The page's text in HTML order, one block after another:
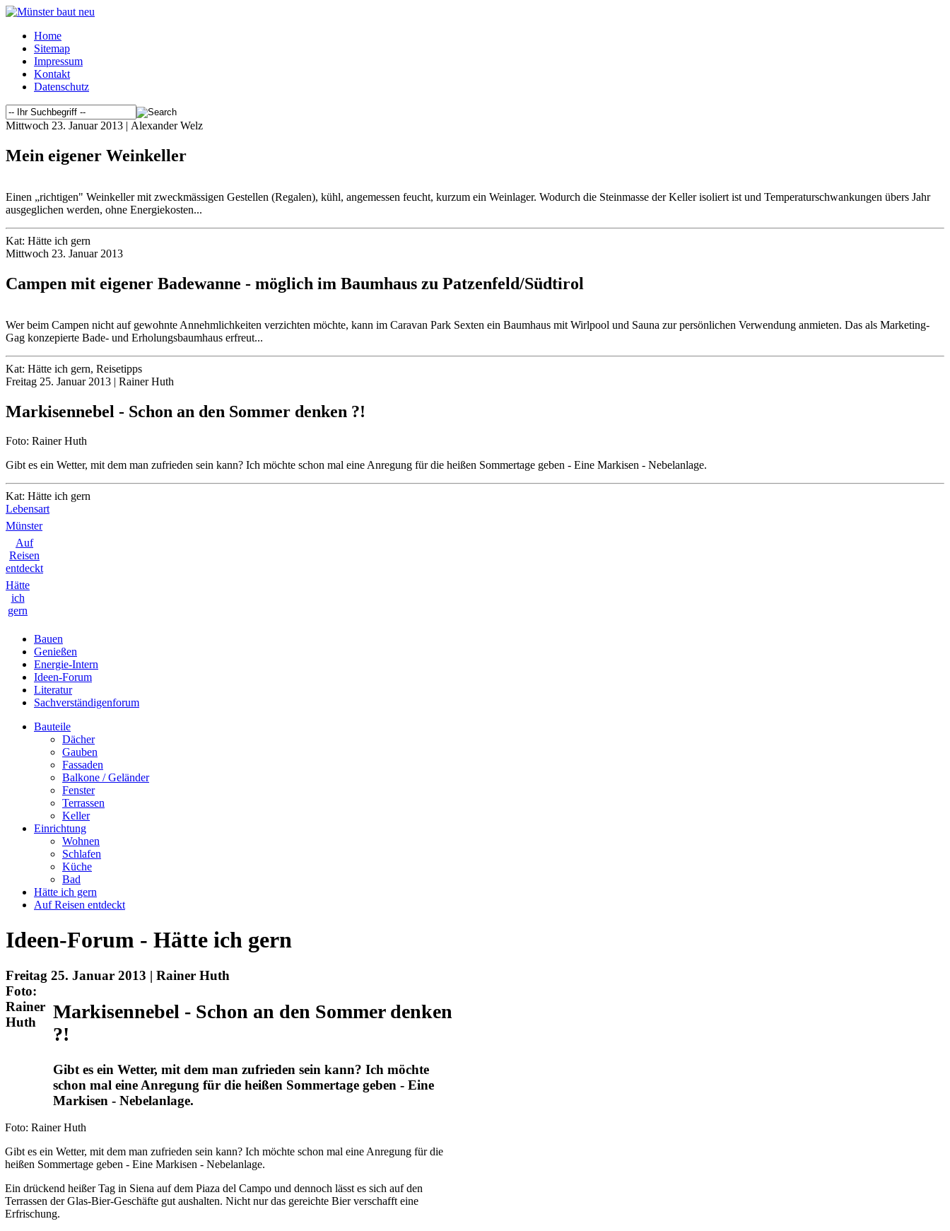
Home
Sitemap
Impressum
Kontakt
Datenschutz
Mittwoch 23. Januar 2013 | Alexander Welz
Mein eigener Weinkeller
Einen „richtigen" Weinkeller mit zweckmässigen Gestellen (Regalen), kühl, angemessen feucht, kurzum ein Weinlager. Wodurch die Steinmasse der Keller isoliert ist und Temperaturschwankungen übers Jahr
ausgeglichen werden, ohne Energiekosten...
Kat: Hätte ich gern
Mittwoch 23. Januar 2013
Campen mit eigener Badewanne - möglich im Baumhaus zu Patzenfeld/Südtirol
Wer beim Campen nicht auf gewohnte Annehmlichkeiten verzichten möchte, kann im Caravan Park Sexten ein Baumhaus mit Wirlpool und Sauna zur persönlichen Verwendung anmieten. Das als Marketing-
Gag konzepierte Bade- und Erholungsbaumhaus erfreut...
Kat: Hätte ich gern, Reisetipps
Freitag 25. Januar 2013 | Rainer Huth
Markisennebel - Schon an den Sommer denken ?!
Foto: Rainer Huth
Gibt es ein Wetter, mit dem man zufrieden sein kann? Ich möchte schon mal eine Anregung für die heißen Sommertage geben - Eine Markisen - Nebelanlage.
Kat: Hätte ich gern
Lebensart
Münster
Auf
Reisen
entdeckt
Hätte
ich
gern
Bauen
Genießen
Energie-Intern
Ideen-Forum
Literatur
Sachverständigenforum
Bauteile
Dächer
Gauben
Fassaden
Balkone / Geländer
Fenster
Terrassen
Keller
Einrichtung
Wohnen
Schlafen
Küche
Bad
Hätte ich gern
Auf Reisen entdeckt
Ideen-Forum - Hätte ich gern
Freitag 25. Januar 2013 | Rainer Huth
Foto:
Rainer
Huth
Markisennebel - Schon an den Sommer denken
?!
Gibt es ein Wetter, mit dem man zufrieden sein kann? Ich möchte
schon mal eine Anregung für die heißen Sommertage geben - Eine
Markisen - Nebelanlage.
Foto: Rainer Huth
Gibt es ein Wetter, mit dem man zufrieden sein kann? Ich möchte schon mal eine Anregung für die
heißen Sommertage geben - Eine Markisen - Nebelanlage.
Ein drückend heißer Tag in Siena auf dem Piaza del Campo und dennoch lässt es sich auf den
Terrassen der Glas-Bier-Geschäfte gut aushalten. Nicht nur das gereichte Bier verschafft eine
Erfrischung.